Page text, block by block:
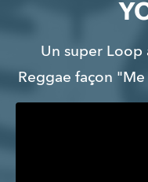
Un super Loop
Reggae façon "Me